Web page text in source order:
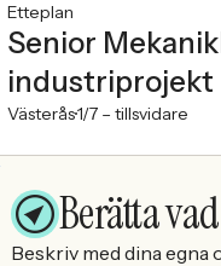
Etteplan
Senior
industriprojekt
Västerås1/7 – tillsvidare
Berätta
Beskriv med dina egna